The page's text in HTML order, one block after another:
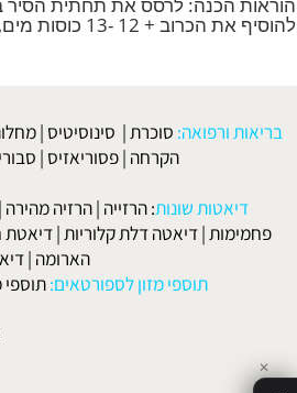
מלח, פלפל, פטרוזיליה, אבקת שום,
הכנה: לרסס את תחתית הסיר ברסס
|סינוסיטיס| מחלות
פסוריאזיס|
שונות: הרזייה|הרזיה מהירה |
דיאטה דלת קלוריות|דיאטת
הארומה| דיאטה
תוספי מזון